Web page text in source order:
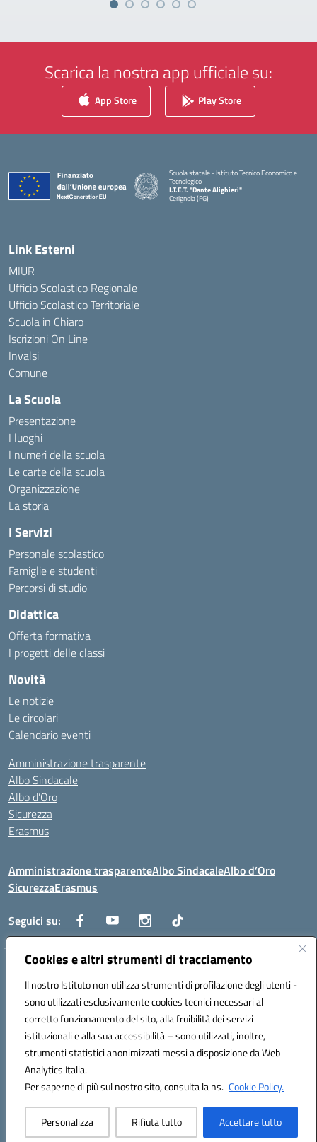
Cookies e altri strumenti di tracciamento
Il nostro Istituto non utilizza strumenti di profilazione degli utenti -
sono utilizzati esclusivamente cookies tecnici necessari al
corretto funzionamento del sito, alla fruibilità dei servizi
istituzionali e alla sua accessibilità – sono utilizzati, inoltre,
strumenti statistici anonimizzati messi a disposizione da Web
Analytics Italia.
Per saperne di più sul nostro sito, consulta la ns. Cookie Policy.
Personalizza Rifiuta tutto Accettare tutto
Scarica la nostra app ufficiale su:
App Store Play Store
Scuola statale - Istituto Tecnico Economico e
Tecnologico
I.T.E.T. "Dante Alighieri"
Cerignola (FG)
— Visita la pagina iniziale della scuola
Link Esterni
MIUR
Ufficio Scolastico Regionale
Ufficio Scolastico Territoriale
Scuola in Chiaro
Iscrizioni On Line
Invalsi
Comune
La Scuola
Presentazione
I luoghi
I numeri della scuola
Le carte della scuola
Organizzazione
La storia
I Servizi
Personale scolastico
Famiglie e studenti
Percorsi di studio
Didattica
Offerta formativa
I progetti delle classi
Novità
Le notizie
Le circolari
Calendario eventi
Amministrazione trasparente
Albo Sindacale
Albo d’Oro
Sicurezza
Erasmus
Amministrazione trasparenteAlbo SindacaleAlbo d’Oro
SicurezzaErasmus
Seguici su:
Centralino:0885.426034 Email:FGTD02000P@istruzione.it
Posta elettronica certificata (PEC):fgtd02000p@pec.istruzione.it
Codice fiscale: 81002930717
Codice meccanografico:FGTD02000P
Codice unico di fatturazione (CUF): UFUN7Y
Hosting & Powered by 3D Solution S.r.l.
Concept & Design by Designers Italia